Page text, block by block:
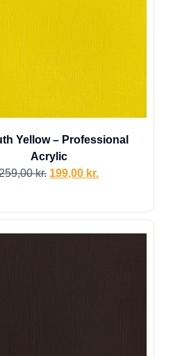
Yellow – Professional
Acrylic
kr. 199,00 kr.